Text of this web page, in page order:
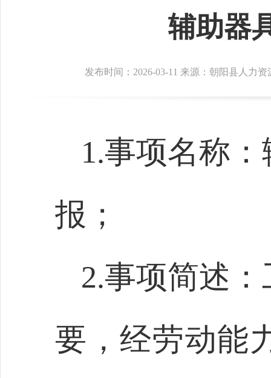
辅助器
发布时间：2026-03-11 来源：朝阳县人力
1.事项名称
报；
2.事项简述
要，经劳动能